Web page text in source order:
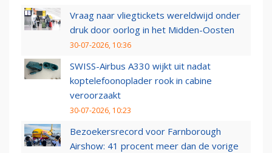
Vraag naar vliegtickets wereldwijd onder
druk door oorlog in het Midden-Oosten
30-07-2026, 10:36
SWISS-Airbus A330 wijkt uit nadat
koptelefoonoplader rook in cabine
veroorzaakt
30-07-2026, 10:23
Bezoekersrecord voor Farnborough
Airshow: 41 procent meer dan de vorige